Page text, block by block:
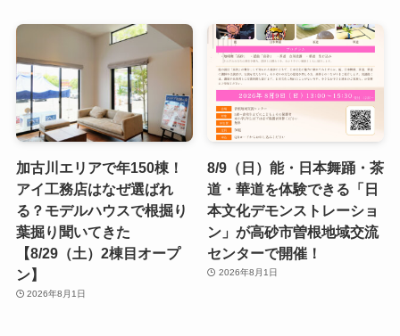
加古川エリアで年150棟！
アイ工務店はなぜ選ばれ
る？モデルハウスで根掘り
葉掘り聞いてきた
【8/29（土）2棟目オープ
ン】
2026年8月1日
8/9（日）能・日本舞踊・茶
道・華道を体験できる「日
本文化デモンストレーショ
ン」が高砂市曽根地域交流
センターで開催！
2026年8月1日